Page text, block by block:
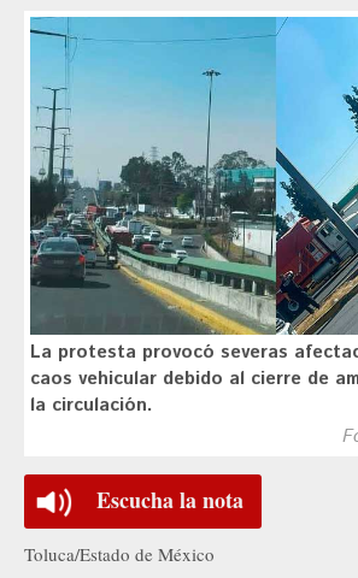
La protesta provocó severas
caos vehicular debido al cierre de
la circulación.
Escucha la nota
Toluca/Estado de México